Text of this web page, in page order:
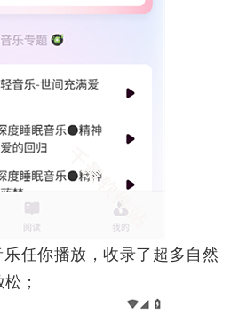
任你播放，收录了超多自然
；